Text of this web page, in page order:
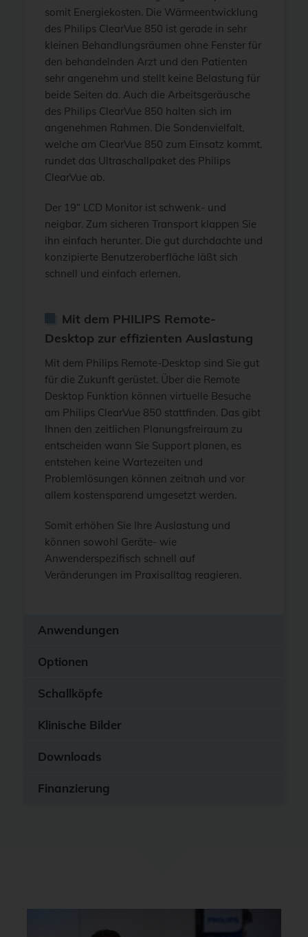
somit Energiekosten. Die Wärmeentwicklung
des Philips ClearVue 850 ist gerade in sehr
kleinen Behandlungsräumen ohne Fenster für
den behandelnden Arzt und den Patienten
sehr angenehm und stellt keine Belastung für
beide Seiten da. Auch die Arbeitsgeräusche
des Philips ClearVue 850 halten sich im
angenehmen Rahmen. Die Sondenvielfalt,
welche am ClearVue 850 zum Einsatz kommt,
rundet das Ultraschallpaket des Philips
ClearVue ab.
Der 19“ LCD Monitor ist schwenk- und
neigbar. Zum sicheren Transport klappen Sie
ihn einfach herunter. Die gut durchdachte und
konzipierte Benutzeroberfläche läßt sich
schnell und einfach erlernen.
Mit dem PHILIPS Remote-
Desktop zur effizienten Auslastung
Mit dem Philips Remote-Desktop sind Sie gut
für die Zukunft gerüstet. Über die Remote
Desktop Funktion können virtuelle Besuche
am Philips ClearVue 850 stattfinden. Das gibt
Ihnen den zeitlichen Planungsfreiraum zu
entscheiden wann Sie Support planen, es
entstehen keine Wartezeiten und
Problemlösungen können zeitnah und vor
allem kostensparend umgesetzt werden.
Somit erhöhen Sie Ihre Auslastung und
können sowohl Geräte- wie
Anwenderspezifisch schnell auf
Veränderungen im Praxisalltag reagieren.
Anwendungen
Optionen
Schallköpfe
Klinische Bilder
Downloads
Finanzierung